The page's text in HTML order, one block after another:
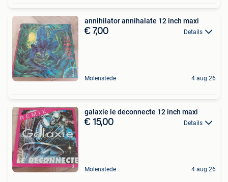
annihilator annihalate 12 inch maxi
€ 7,00 Details
Molenstede 4 aug 26
galaxie le deconnecte 12 inch maxi
€ 15,00 Details
Molenstede 4 aug 26